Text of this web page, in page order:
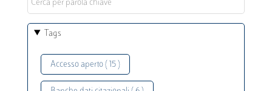
Tags
Accesso aperto ( 15 )